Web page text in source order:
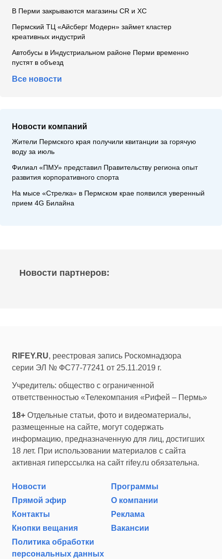
В Перми закрываются магазины CR и XC
Пермский ТЦ «Айсберг Модерн» займет кластер
креативных индустрий
Автобусы в Индустриальном районе Перми временно
пустят в объезд
Все новости
Новости компаний
Жители Пермского края получили квитанции за горячую
воду за июль
Филиал «ПМУ» представил Правительству региона опыт
развития корпоративного спорта
На мысе «Стрелка» в Пермском крае появился уверенный
прием 4G Билайна
Новости партнеров:
RIFEY.RU, реестровая запись Роскомнадзора
серии ЭЛ № ФС77-77241 от 25.11.2019 г.
Учредитель: общество с ограниченной
ответственностью «Телекомпания «Рифей – Пермь»
18+ Отдельные статьи, фото и видеоматериалы,
размещенные на сайте, могут содержать
информацию, предназначенную для лиц, достигших
18 лет. При использовании материалов с сайта
активная гиперссылка на сайт rifey.ru обязательна.
Новости
Программы
Прямой эфир
О компании
Контакты
Реклама
Кнопки вещания
Вакансии
Политика обработки
персональных данных